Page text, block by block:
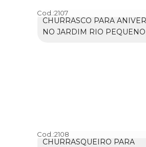
Cod.:2107
CHURRASCO PARA
NO JARDIM RIO PEQUENO
Cod.:2108
CHURRASQUEIRO PARA